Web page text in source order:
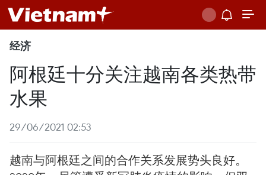
经济
阿根廷十分关注越南各类热带
水果
29/06/2021 02:53
越南与阿根廷之间的合作关系发展势头良好。